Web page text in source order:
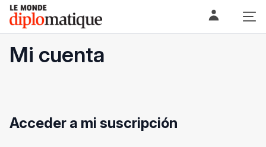
Skip
content
Le monde diplomatique
Mi cuenta
Acceder a mi suscripción